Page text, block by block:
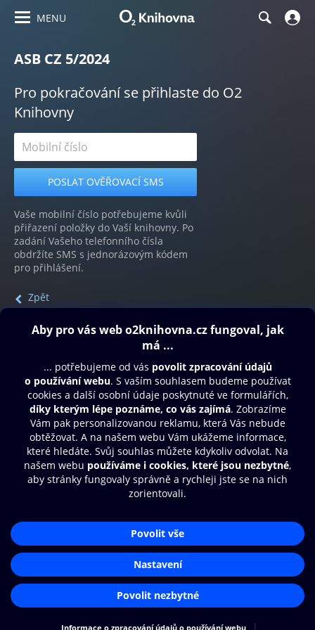
MENU
ASB CZ 5/2024
Pro pokračování se přihlaste do O2
Knihovny
Vaše mobilní číslo potřebujeme kvůli
přiřazení položky do Vaší knihovny. Po
zadání Vašeho telefonního čísla
obdržíte SMS s jednorázovým kódem
pro přihlášení.
Zpět
Obsah ke stažení
Moje O2 Knihovna
Další zábava
© O2 Czech Republic a.s.
Přístupnost
Zásady zpracování osobních údajů
Nastavení cookies
Aplikace O2 Knihovna
Čti a poslouchej své e-knihy a
audioknihy rychleji a pohodlněji.